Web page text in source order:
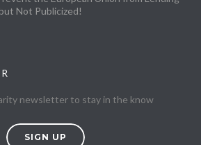
Not Publicized!
newsletter to stay in the know
SIGN UP